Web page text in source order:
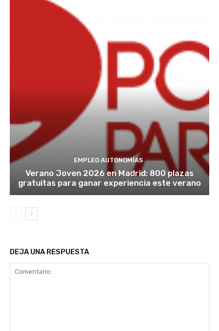
EMPLEO AUTONOMÍAS
Verano Joven 2026 en Madrid: 800 plazas
gratuitas para ganar experiencia este verano
DEJA UNA RESPUESTA